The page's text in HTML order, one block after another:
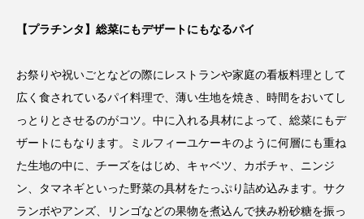
【プラチンタ】総菜にもデザートにもなるパイ
お祭りや祝いごとなどの際にレストランや家庭の看板料理として
広く食されているパイ料理で、薄い生地を焼き、時間をおいてし
っとりとさせるのがコツ。中に入れる具材によって、総菜にもデ
ザートにもなります。ミルフィーユケーキのように何層にも重ね
た生地の中に、チーズをはじめ、キャベツ、カボチャ、ニンジ
ン、タマネギといった野菜の具材をたっぷり詰め込みます。サク
ランボやアンズ、リンゴなどの果物を煮込んで挟み粉砂糖を振っ